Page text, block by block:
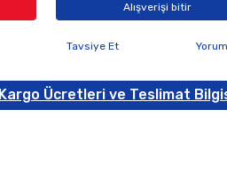
Alışverişi bitir
Tavsiye Et
Kargo Ücretleri ve Teslimat